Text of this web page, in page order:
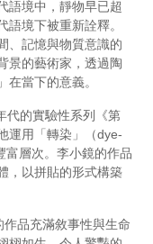
語境中，靜物早已超
語境下被重新詮釋。
、記憶與物質意識的
景的藝術家，透過陶
當下的意義。
代的實驗性系列《第
運用「轉染」（dye-
層次。李小鏡的作品
，以拼貼的形式構築
品充滿敘事性與生命